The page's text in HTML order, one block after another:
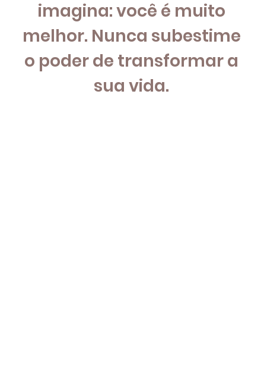
imagina: você é muito
melhor. Nunca subestime
o poder de transformar a
sua vida.